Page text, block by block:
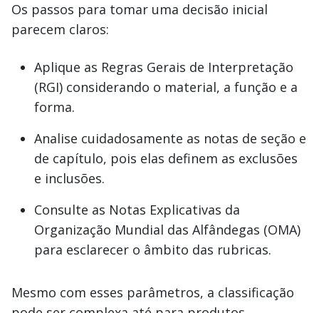
Os passos para tomar uma decisão inicial
parecem claros:
Aplique as Regras Gerais de Interpretação
(RGI) considerando o material, a função e a
forma.
Analise cuidadosamente as notas de seção e
de capítulo, pois elas definem as exclusões
e inclusões.
Consulte as Notas Explicativas da
Organização Mundial das Alfândegas (OMA)
para esclarecer o âmbito das rubricas.
Mesmo com esses parâmetros, a classificação